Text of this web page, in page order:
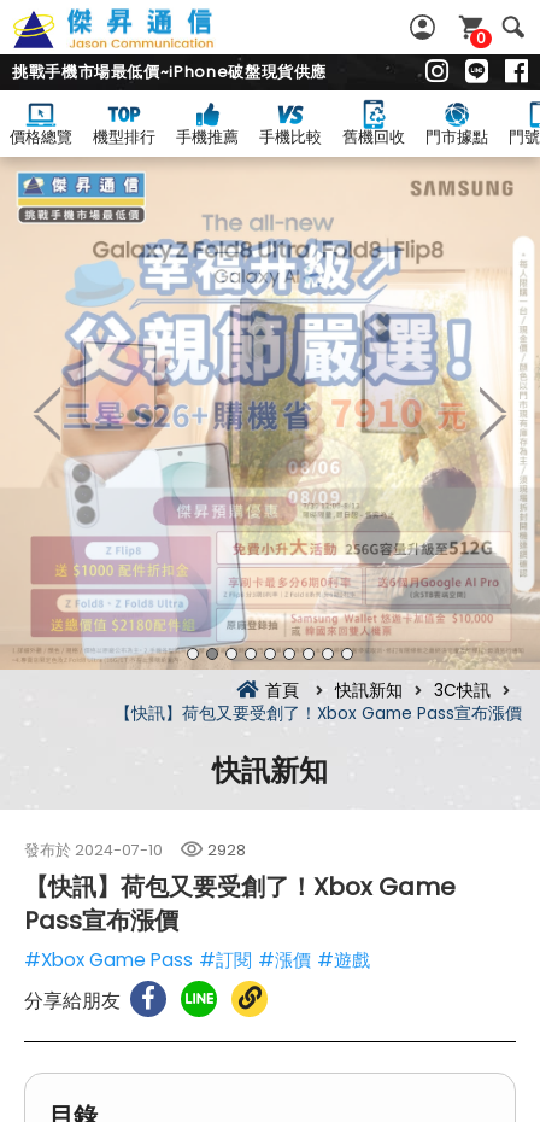
0
挑戰手機市場最低價~iPhone破盤現貨供應
價格總覽 機型排行 手機推薦 手機比較 舊機回收 門市據點 門
首頁 快訊新知
3C快訊
【快訊】荷包又要受創了！Xbox Game Pass宣布漲價
快訊新知
發布於 2024-07-10 2928
【快訊】荷包又要受創了！Xbox Game
Pass宣布漲價
#Xbox Game Pass #訂閱 #漲價 #遊戲
分享給朋友